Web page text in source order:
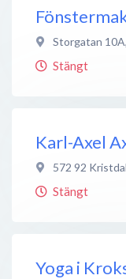
Storgatan 10A,
Stängt
Karl-Axel
572 92
Stängt
Yoga i